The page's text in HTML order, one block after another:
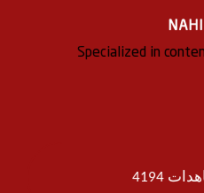
Specialized in
4194